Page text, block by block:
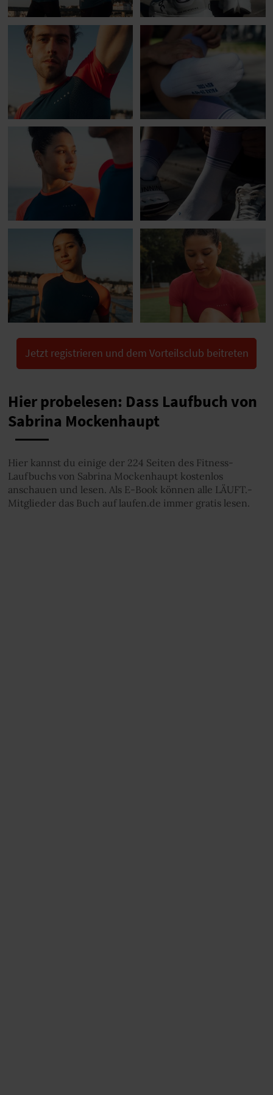
Jetzt registrieren und dem Vorteilsclub beitreten
Hier probelesen: Dass Laufbuch von
Sabrina Mockenhaupt
Hier kannst du einige der 224 Seiten des Fitness-
Laufbuchs von Sabrina Mockenhaupt kostenlos
anschauen und lesen. Als E-Book können alle LÄUFT.-
Mitglieder das Buch auf laufen.de immer gratis lesen.